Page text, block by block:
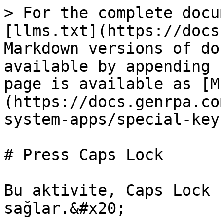
> For the complete
[llms.txt](https://
Markdown versions of
available by
page is available as
(https://
system-apps/special-
# Press Caps Lock
Bu aktivite, Caps Lock
sağlar.&#x20;